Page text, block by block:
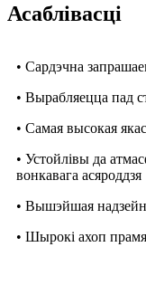
Асаблівасці
• Сардэчна
• Вырабляецца пад
• Самая высокая
• Устойлівы да
вонкавага асяроддзя
• Вышэйшая
• Шырокі ахоп